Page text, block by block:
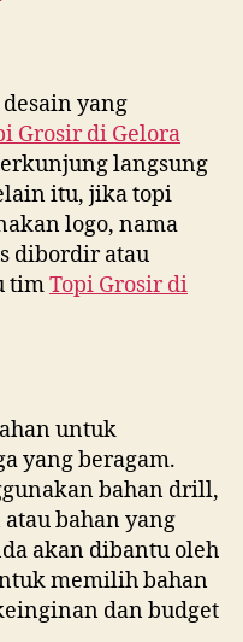
yang
Grosir di Gelora
langsung
itu, jika topi
logo, nama
dibordir atau
timTopi Grosir di
untuk
yang beragam.
bahan drill,
bahan yang
akan dibantu oleh
memilih bahan
dan budget